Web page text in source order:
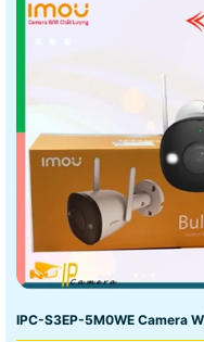
IPC-S3EP-5M0WE Camera